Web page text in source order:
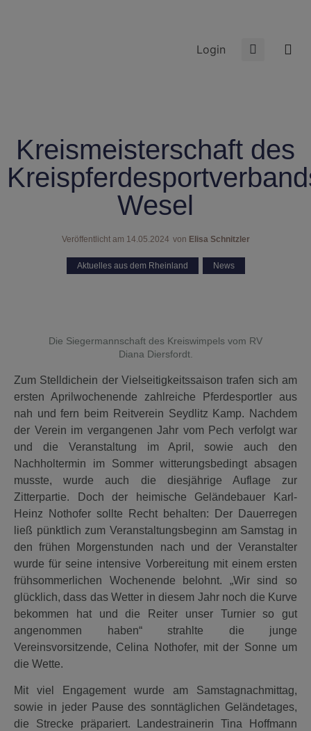
Login
Kreismeisterschaft des
Wesel
Veröffentlicht am 14.05.2024 von Elisa Schnitzler
Aktuelles aus dem Rheinland News
Die Siegermannschaft des Kreiswimpels vom RV
Diana Diersfordt.
Zum Stelldichein der Vielseitigkeitssaison trafen sich am
ersten Aprilwochenende zahlreiche Pferdesportler aus
nah und fern beim Reitverein Seydlitz Kamp. Nachdem
der Verein im vergangenen Jahr vom Pech verfolgt war
und die Veranstaltung im April, sowie auch den
Nachholtermin im Sommer witterungsbedingt absagen
musste, wurde auch die diesjährige Auflage zur
Zitterpartie. Doch der heimische Geländebauer Karl-
Heinz Nothofer sollte Recht behalten: Der Dauerregen
ließ pünktlich zum Veranstaltungsbeginn am Samstag in
den frühen Morgenstunden nach und der Veranstalter
wurde für seine intensive Vorbereitung mit einem ersten
frühsommerlichen Wochenende belohnt. „Wir sind so
glücklich, dass das Wetter in diesem Jahr noch die Kurve
bekommen hat und die Reiter unser Turnier so gut
angenommen haben“ strahlte die junge
Vereinsvorsitzende, Celina Nothofer, mit der Sonne um
die Wette.
Mit viel Engagement wurde am Samstagnachmittag,
sowie in jeder Pause des sonntäglichen Geländetages,
die Strecke präpariert. Landestrainerin Tina Hoffmann